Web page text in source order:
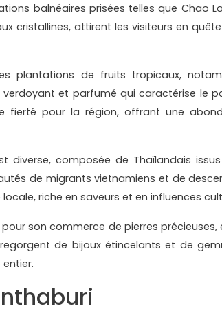
balnéaires prisées telles que Chao
cristallines, attirent les visiteurs en
plantations de fruits tropicaux,
et parfumé qui caractérise le
fierté pour la région, offrant une
diverse, composée de Thaïlandais
de migrants vietnamiens et de
riche en saveurs et en influences
son commerce de pierres précieuses,
de bijoux étincelants et de